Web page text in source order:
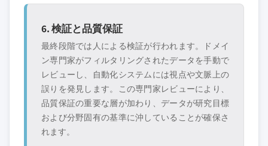
6. 検証と品質保証
最終段階では人による検証が行われます。ドメイ
ン専門家がフィルタリングされたデータを手動で
レビューし、自動化システムには視点や文脈上の
誤りを発見します。この専門家レビューにより、
品質保証の重要な層が加わり、データが研究目標
および分野固有の基準に沖していることが確保さ
れます。